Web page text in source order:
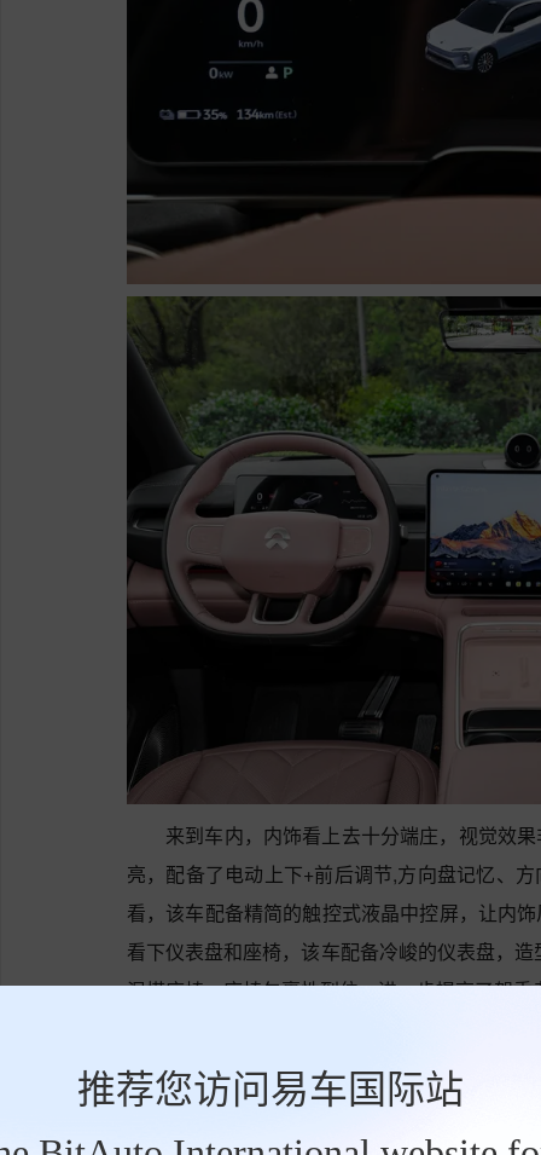
推荐您访问易车国际站
来到车内，内饰看上去十分端庄，视觉效
亮，配备了电动上下+前后调节,方向盘记忆、
看，该车配备精简的触控式液晶中控屏，让内
看下仪表盘和座椅，该车配备冷峻的仪表盘，
混搭座椅，座椅包裹性到位，进一步提高了驾乘